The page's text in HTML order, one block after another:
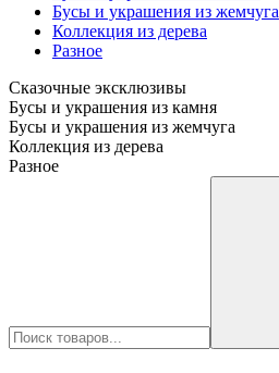
Бусы и украшения из жемчуга
Коллекция из дерева
Разное
Сказочные эксклюзивы
Бусы и украшения из камня
Бусы и украшения из жемчуга
Коллекция из дерева
Разное